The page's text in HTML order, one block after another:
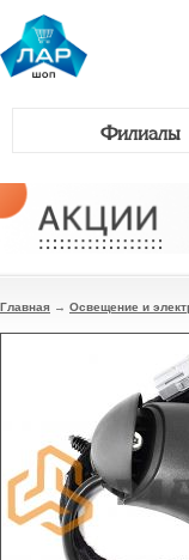
Филиалы
Главная → Освещение и